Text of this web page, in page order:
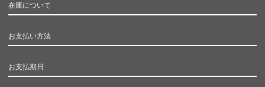
在庫について
お支払い方法
お支払期日